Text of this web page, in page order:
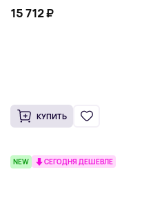
15 712 ₽
КУПИТЬ
NEW СЕГОДНЯ ДЕШЕВЛЕ